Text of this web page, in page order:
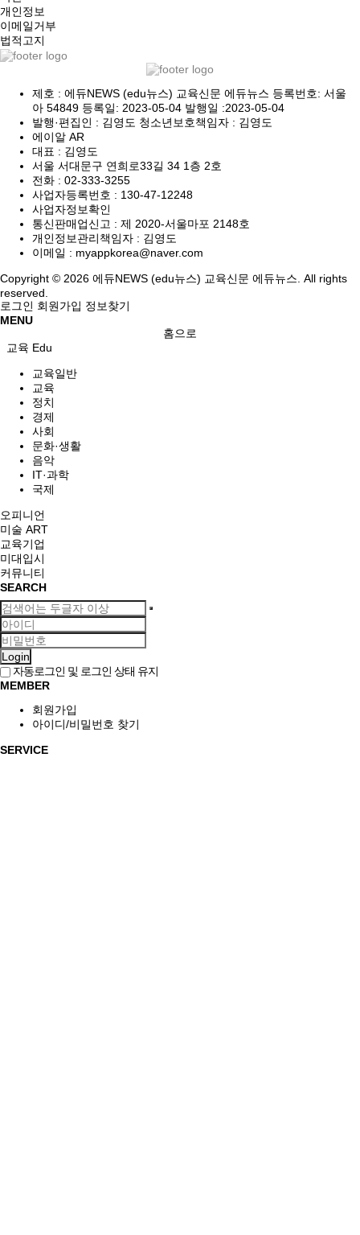
개인정보
이메일거부
법적고지
제호 : 에듀NEWS (edu뉴스) 교육신문 에듀뉴스 등록번호: 서울
아 54849 등록일: 2023-05-04 발행일 :2023-05-04
발행·편집인 : 김영도 청소년보호책임자 : 김영도
에이알 AR
대표 : 김영도
서울 서대문구 연희로33길 34 1층 2호
전화 : 02-333-3255
사업자등록번호 : 130-47-12248
사업자정보확인
통신판매업신고 : 제 2020-서울마포 2148호
개인정보관리책임자 : 김영도
이메일 : myappkorea@naver.com
Copyright © 2026 에듀NEWS (edu뉴스) 교육신문 에듀뉴스. All rights
reserved.
로그인 회원가입 정보찾기
MENU
홈으로
교육 Edu
교육일반
교육
정치
경제
사회
문화·생활
음악
IT·과학
국제
오피니언
미술 ART
교육기업
미대입시
커뮤니티
SEARCH
Login
자동로그인 및 로그인 상태 유지
MEMBER
회원가입
아이디/비밀번호 찾기
SERVICE